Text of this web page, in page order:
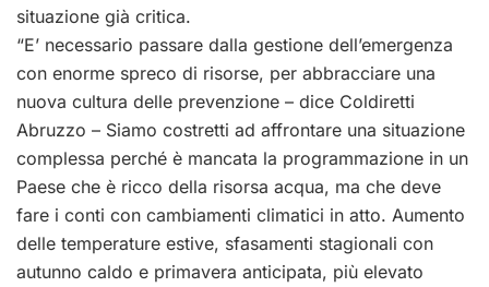
situazione già critica.
“E’ necessario passare dalla gestione dell’emergenza
con enorme spreco di risorse, per abbracciare una
nuova cultura delle prevenzione – dice Coldiretti
Abruzzo – Siamo costretti ad affrontare una situazione
complessa perché è mancata la programmazione in un
Paese che è ricco della risorsa acqua, ma che deve
fare i conti con cambiamenti climatici in atto. Aumento
delle temperature estive, sfasamenti stagionali con
autunno caldo e primavera anticipata, più elevato